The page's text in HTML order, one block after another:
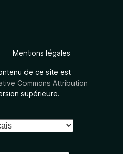
Mentions légales
de ce site est
Commons Attribution
supérieure.